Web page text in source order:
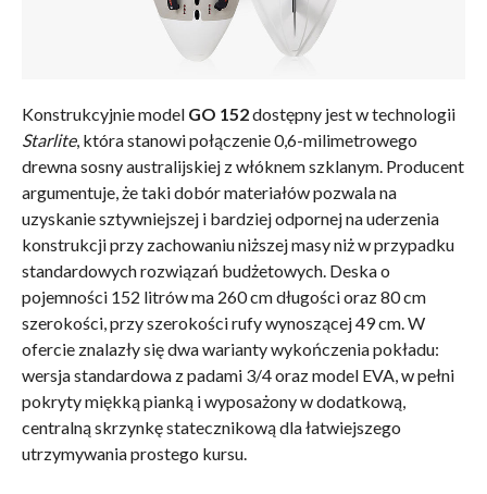
Konstrukcyjnie model GO 152dostępny jest w technologii
Starlite, która stanowi połączenie 0,6-milimetrowego
drewna sosny australijskiej z włóknem szklanym. Producent
argumentuje, że taki dobór materiałów pozwala na
uzyskanie sztywniejszej i bardziej odpornej na uderzenia
konstrukcji przy zachowaniu niższej masy niż w przypadku
standardowych rozwiązań budżetowych. Deska o
pojemności 152 litrów ma 260 cm długości oraz 80 cm
szerokości, przy szerokości rufy wynoszącej 49 cm. W
ofercie znalazły się dwa warianty wykończenia pokładu:
wersja standardowa z padami 3/4 oraz model EVA, w pełni
pokryty miękką pianką i wyposażony w dodatkową,
centralną skrzynkę statecznikową dla łatwiejszego
utrzymywania prostego kursu.